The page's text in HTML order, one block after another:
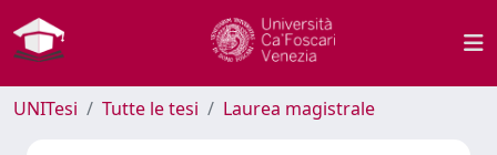
UNITesi Tutte le tesi Laurea magistrale